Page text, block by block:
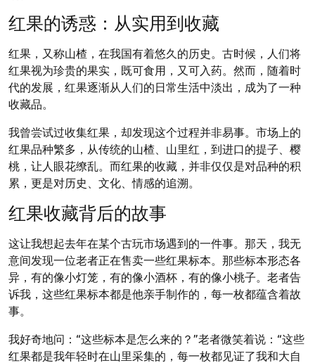
红果的诱惑：从实用到收藏
红果，又称山楂，在我国有着悠久的历史。古时候，人们将
红果视为珍贵的果实，既可食用，又可入药。然而，随着时
代的发展，红果逐渐从人们的日常生活中淡出，成为了一种
收藏品。
我曾尝试过收集红果，却发现这个过程并非易事。市场上的
红果品种繁多，从传统的山楂、山里红，到进口的提子、樱
桃，让人眼花缭乱。而红果的收藏，并非仅仅是对品种的积
累，更是对历史、文化、情感的追溯。
红果收藏背后的故事
这让我想起去年在某个古玩市场遇到的一件事。那天，我无
意间发现一位老者正在售卖一些红果标本。那些标本形态各
异，有的像小灯笼，有的像小酒杯，有的像小桃子。老者告
诉我，这些红果标本都是他亲手制作的，每一枚都蕴含着故
事。
我好奇地问：“这些标本是怎么来的？”老者微笑着说：“这些
红果都是我年轻时在山里采集的，每一枚都见证了我和大自